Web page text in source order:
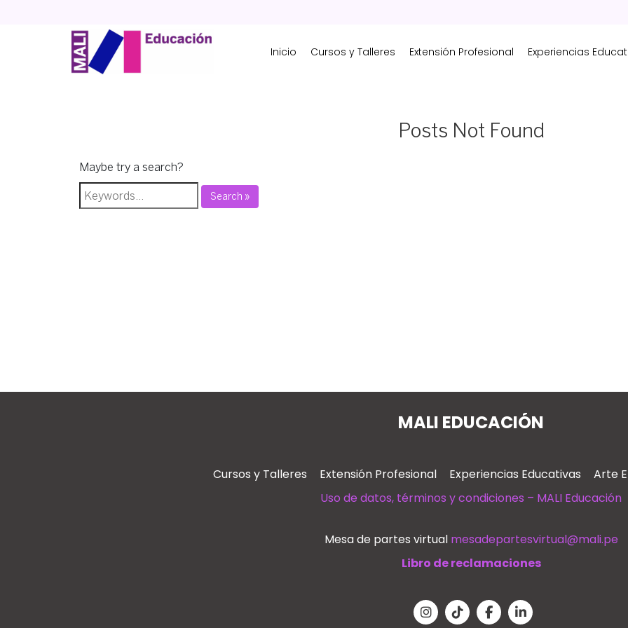
Inicio Cursos y Talleres Extensión Profesional Experiencias
Posts Not Found
Maybe try a search?
Search »
MALI EDUCACIÓN
Cursos y Talleres Extensión Profesional Experiencias Educativas Arte
Uso de datos, términos y condiciones – MALI Educación
Mesa de partes virtual mesadepartesvirtual@mali.pe
Libro de reclamaciones